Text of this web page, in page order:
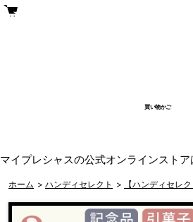
買い物かご
マイプレシャスの公式オンラインストア
ホーム > ハンディセレクト > 【ハンディセレ